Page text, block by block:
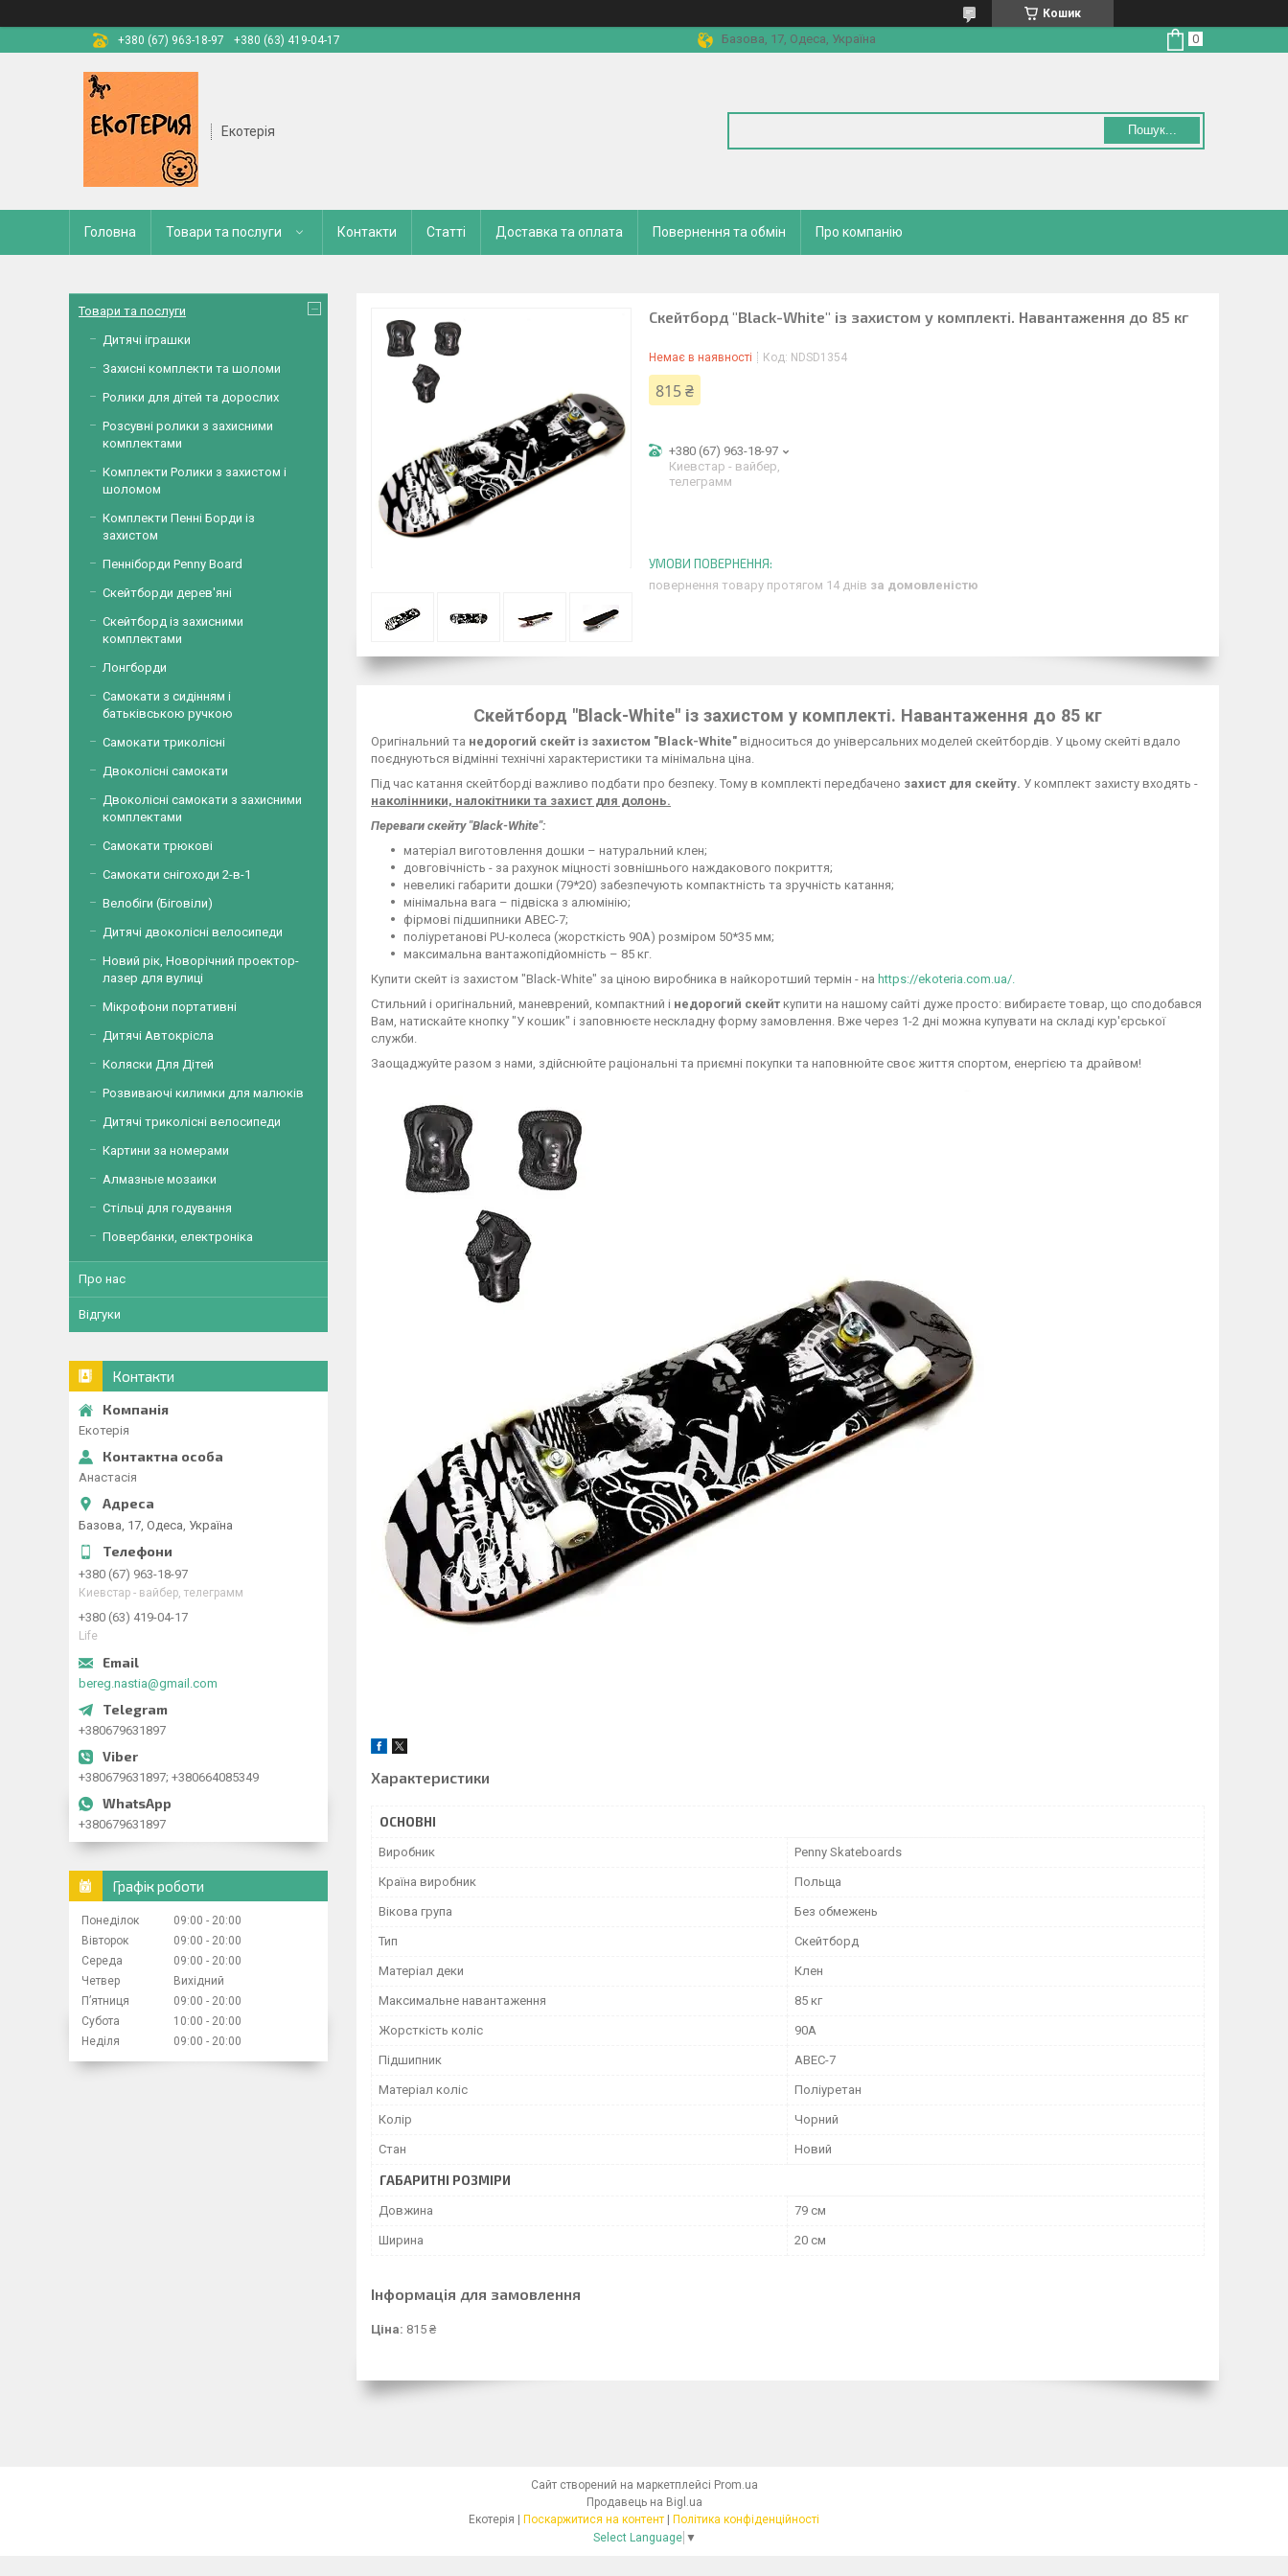
Кошик
+380 (67) 963-18-97
+380 (63) 419-04-17 Базова, 17, Одеса, Україна
Екотерія Пошук...
Головна Товари та послуги Контакти Статті Доставка та оплата Повернення та обмін Про компанію
Скейтборд "Black-White" із захистом у комплекті. Навантаження до 85 кг
Немає в наявності Код: NDSD1354
815 ₴
+380 (67) 963-18-97
Киевстар - вайбер,
телеграмм
повернення товару протягом 14 днів за домовленістю
Скейтборд "Black-White" із захистом у комплекті. Навантаження до 85 кг
Оригінальний та недорогий скейт із захистом "Black-White" відноситься до універсальних моделей скейтбордів. У цьому скейті вдало
поєднуються відмінні технічні характеристики та мінімальна ціна.
Під час катання скейтборді важливо подбати про безпеку. Тому в комплекті передбачено захист для скейту. У комплект захисту входять -
наколінники, налокітники та захист для долонь.
Переваги скейту "Black-White":
матеріал виготовлення дошки – натуральний клен;
довговічність - за рахунок міцності зовнішнього наждакового покриття;
невеликі габарити дошки (79*20) забезпечують компактність та зручність катання;
мінімальна вага – підвіска з алюмінію;
фірмові підшипники ABEC-7;
поліуретанові PU-колеса (жорсткість 90А) розміром 50*35 мм;
максимальна вантажопідйомність – 85 кг.
Купити скейт із захистом "Black-White" за ціною виробника в найкоротший термін - на https://ekoteria.com.ua/.
Стильний і оригінальний, маневрений, компактний і недорогий скейт купити на нашому сайті дуже просто: вибираєте товар, що сподобався
Вам, натискайте кнопку "У кошик" і заповнюєте нескладну форму замовлення. Вже через 1-2 дні можна купувати на складі кур'єрської
служби.
Заощаджуйте разом з нами, здійснюйте раціональні та приємні покупки та наповнюйте своє життя спортом, енергією та драйвом!
Характеристики
ОСНОВНІ
Виробник Penny Skateboards
Країна виробник Польща
Вікова група Без обмежень
Тип Скейтборд
Матеріал деки Клен
Максимальне навантаження 85 кг
Жорсткість коліс 90А
Підшипник ABEC-7
Матеріал коліс Поліуретан
Колір Чорний
Стан Новий
ГАБАРИТНІ РОЗМІРИ
Довжина 79 см
Ширина 20 см
Інформація для замовлення
Ціна: 815 ₴
Товари та послуги
Дитячі іграшки
Захисні комплекти та шоломи
Ролики для дітей та дорослих
Розсувні ролики з захисними
комплектами
Комплекти Ролики з захистом і
шоломом
Комплекти Пенні Борди із
захистом
Пенніборди Penny Board
Скейтборди дерев'яні
Скейтборд із захисними
комплектами
Лонгборди
Самокати з сидінням і
батьківською ручкою
Самокати триколісні
Двоколісні самокати
Двоколісні самокати з захисними
комплектами
Самокати трюкові
Самокати снігоходи 2-в-1
Велобіги (Біговіли)
Дитячі двоколісні велосипеди
Новий рік, Новорічний проектор-
лазер для вулиці
Мікрофони портативні
Дитячі Автокрісла
Коляски Для Дітей
Розвиваючі килимки для малюків
Дитячі триколісні велосипеди
Картини за номерами
Алмазные мозаики
Стільці для годування
Повербанки, електроніка
Про нас
Відгуки
Контакти
Екотерія
Анастасія
Базова, 17, Одеса, Україна
+380 (67) 963-18-97
Киевстар - вайбер, телеграмм
+380 (63) 419-04-17
Life
bereg.nastia@gmail.com
+380679631897
+380679631897; +380664085349
+380679631897
Графік роботи
Понеділок 09:00
20:00
Вівторок
09:00
20:00
Середа
09:00
20:00
Четвер
Вихідний
Пʼятниця
09:00
20:00
Субота
10:00
20:00
Неділя
09:00 20:00
Сайт створений на маркетплейсі Prom.ua
Продавець на Bigl.ua
Поскаржитися на контент
Політика конфіденційності
Select Language ▼